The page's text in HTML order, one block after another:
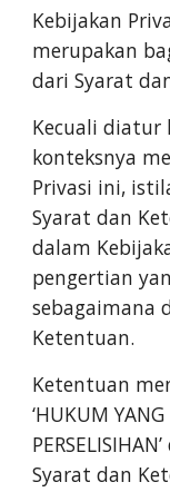
Kebijakan
merupakan
dari Syarat
Kecuali diatur
konteksnya
Privasi ini,
Syarat dan
dalam
pengertian
sebagaimana
Ketentuan.
Ketentuan
‘HUKUM
Syarat dan